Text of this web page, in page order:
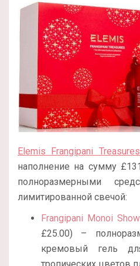
Elemis Frangipani
наполнение на сумму
полноразмерными
лимитированной свечой:
Frangipani Monoi
£25.00) –
кремовый гель